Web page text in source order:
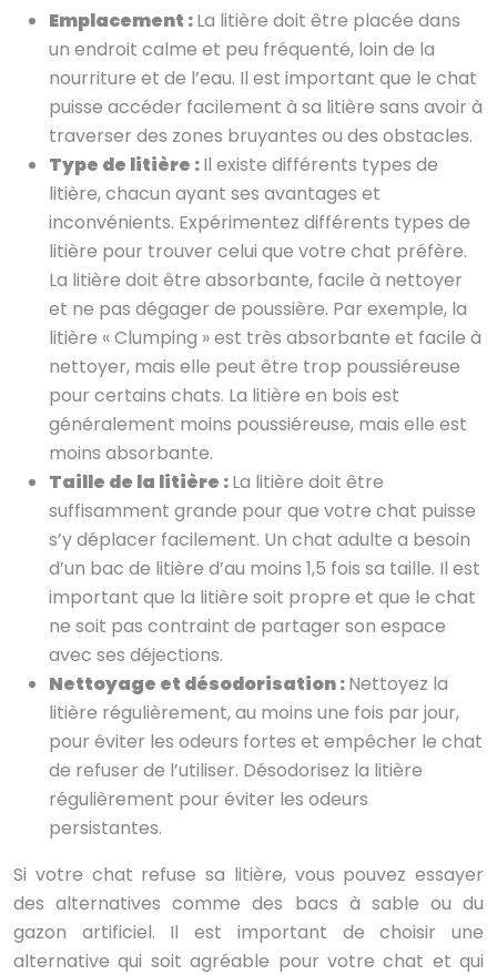
Emplacement :La litière doit être placée dans
un endroit calme et peu fréquenté, loin de la
nourriture et de l’eau. Il est important que le chat
puisse accéder facilement à sa litière sans avoir à
traverser des zones bruyantes ou des obstacles.
Type de litière :Il existe différents types de
litière, chacun ayant ses avantages et
inconvénients. Expérimentez différents types de
litière pour trouver celui que votre chat préfère.
La litière doit être absorbante, facile à nettoyer
et ne pas dégager de poussière. Par exemple, la
litière « Clumping » est très absorbante et facile à
nettoyer, mais elle peut être trop poussiéreuse
pour certains chats. La litière en bois est
généralement moins poussiéreuse, mais elle est
moins absorbante.
Taille de la litière :La litière doit être
suffisamment grande pour que votre chat puisse
s’y déplacer facilement. Un chat adulte a besoin
d’un bac de litière d’au moins 1,5 fois sa taille. Il est
important que la litière soit propre et que le chat
ne soit pas contraint de partager son espace
avec ses déjections.
Nettoyage et désodorisation :Nettoyez la
litière régulièrement, au moins une fois par jour,
pour éviter les odeurs fortes et empêcher le chat
de refuser de l’utiliser. Désodorisez la litière
régulièrement pour éviter les odeurs
persistantes.
Si votre chat refuse sa litière, vous pouvez essayer
des alternatives comme des bacs à sable ou du
gazon artificiel. Il est important de choisir une
alternative qui soit agréable pour votre chat et qui